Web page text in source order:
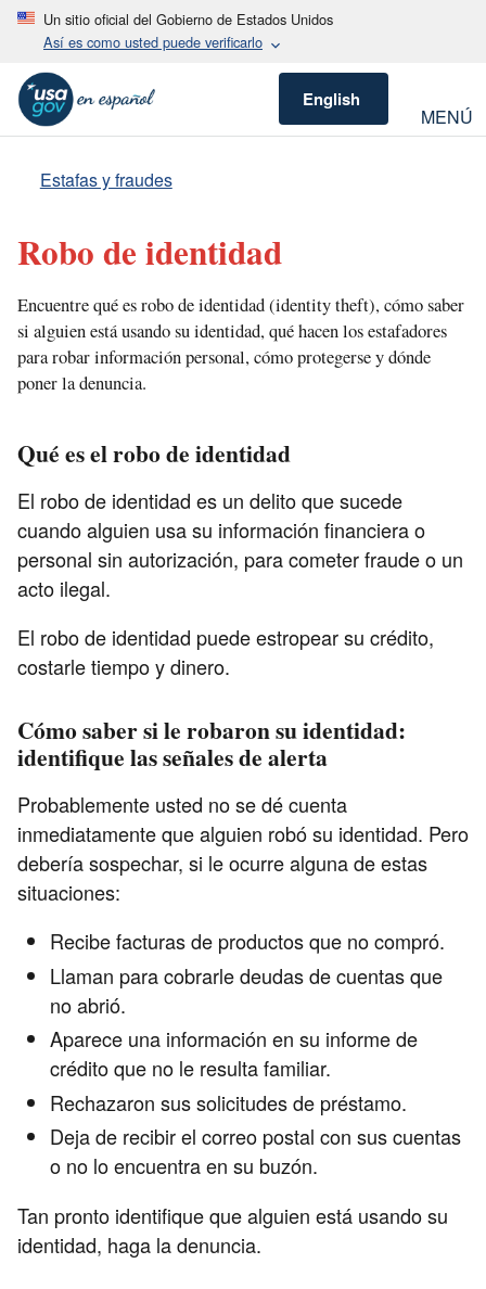
Un sitio oficial del Gobierno de Estados Unidos
Así es como usted puede verificarlo
English
MENÚ
Estafas y fraudes
Robo de identidad
Encuentre qué es robo de identidad (identity theft), cómo saber
si alguien está usando su identidad, qué hacen los estafadores
para robar información personal, cómo protegerse y dónde
poner la denuncia.
Qué es el robo de identidad
El robo de identidad es un delito que sucede
cuando alguien usa su información financiera o
personal sin autorización, para cometer fraude o un
acto ilegal.
El robo de identidad puede estropear su crédito,
costarle tiempo y dinero.
Cómo saber si le robaron su identidad:
identifique las señales de alerta
Probablemente usted no se dé cuenta
inmediatamente que alguien robó su identidad. Pero
debería sospechar, si le ocurre alguna de estas
situaciones:
Recibe facturas de productos que no compró.
Llaman para cobrarle deudas de cuentas que
no abrió.
Aparece una información en su informe de
crédito que no le resulta familiar.
Rechazaron sus solicitudes de préstamo.
Deja de recibir el correo postal con sus cuentas
o no lo encuentra en su buzón.
Tan pronto identifique que alguien está usando su
identidad, haga la denuncia.